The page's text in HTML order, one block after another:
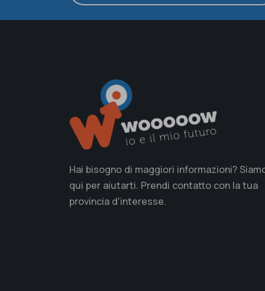
Hai bisogno di maggiori informazioni?
qui per aiutarti. Prendi contatto con la tua
provincia d'interesse.